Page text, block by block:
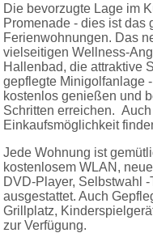
Die bevorzugte Lage im
Promenade - dies ist das
Ferienwohnungen. Das
vielseitigen Wellness-
Hallenbad, die attraktive
gepflegte Minigolfanlage
kostenlos genießen und
Schritten erreichen.
Einkaufsmöglichkeit
Jede Wohnung ist
kostenlosem WLAN,
DVD-Player, Selbstwahl
ausgestattet. Auch
Grillplatz,
zur Verfügung.